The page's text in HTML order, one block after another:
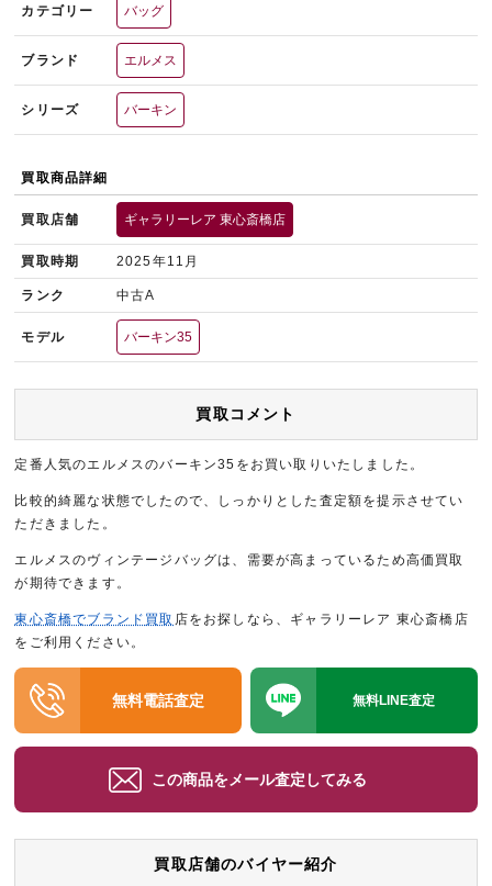
カテゴリー バッグ
ブランド エルメス
シリーズ バーキン
買取商品詳細
買取店舗 ギャラリーレア 東心斎橋店
買取時期 2025年11月
ランク 中古A
モデル バーキン35
買取コメント
定番人気のエルメスのバーキン35をお買い取りいたしました。
比較的綺麗な状態でしたので、しっかりとした査定額を提示させてい
ただきました。
エルメスのヴィンテージバッグは、需要が高まっているため高価買取
が期待できます。
東心斎橋でブランド買取 店をお探しなら、ギャラリーレア 東心斎橋店
をご利用ください。
無料電話査定 無料LINE査定
この商品をメール査定してみる
買取店舗のバイヤー紹介